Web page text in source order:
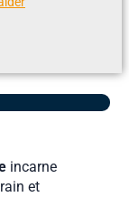
incarne
et